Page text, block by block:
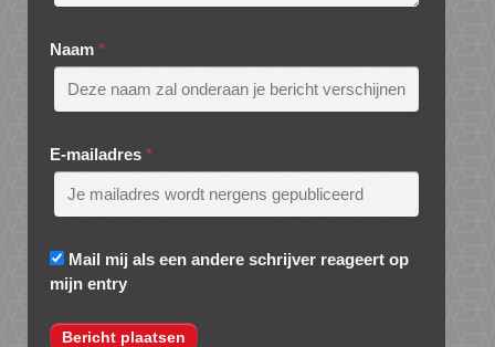
Naam *
E-mailadres *
Mail mij als een andere schrijver reageert op
mijn entry